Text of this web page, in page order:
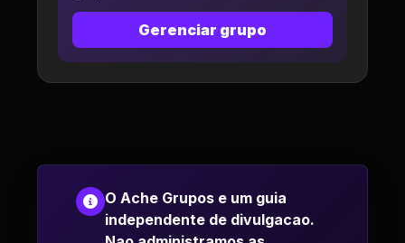
Gerenciar grupo
O Ache Grupos e um guia
independente de divulgacao.